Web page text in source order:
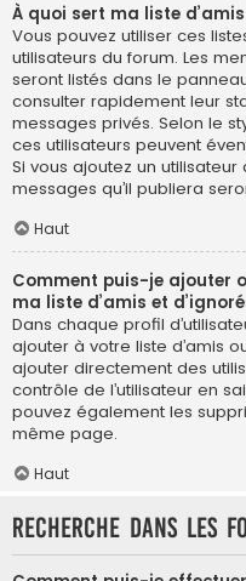
À quoi sert ma liste
Vous pouvez utiliser ces
utilisateurs du forum. Les
seront listés dans le
consulter rapidement leur
messages privés. Selon le
ces utilisateurs peuvent
Si vous ajoutez un utilisateur
messages qu’il publiera
Haut
Comment puis-je ajouter
ma liste d’amis et
Dans chaque profil
ajouter à votre liste d’amis
ajouter directement des
contrôle de l’utilisateur en
pouvez également les
même page.
Haut
Recherche dans les